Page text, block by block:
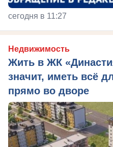
сегодня в 11:27
Недвижимость
Жить в ЖК
значит, иметь всё
прямо во дворе